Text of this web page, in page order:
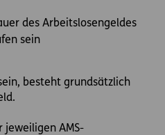
des Arbeitslosengeldes
sein
besteht grundsätzlich
jeweiligen AMS-